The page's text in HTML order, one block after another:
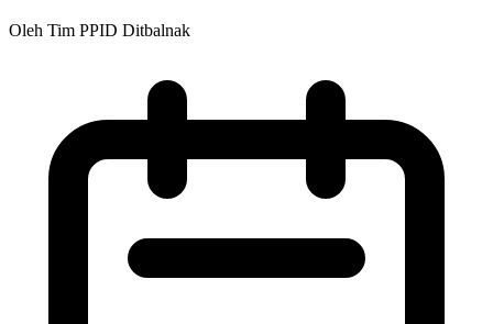
Oleh Tim PPID Ditbalnak